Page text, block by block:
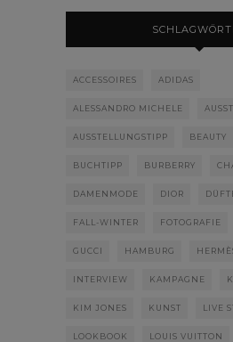
ACCESSOIRES ADIDAS
ALESSANDRO MICHELE
AUSSTELLUNGSTIPP BEAUTY
BUCHTIPP BURBERRY
DAMENMODE DIOR
FALL-WINTER FOTOGRAFIE
GUCCI HAMBURG
INTERVIEW KAMPAGNE
KIM JONES KUNST LIVE
LOOKBOOK LOUIS VUITTON